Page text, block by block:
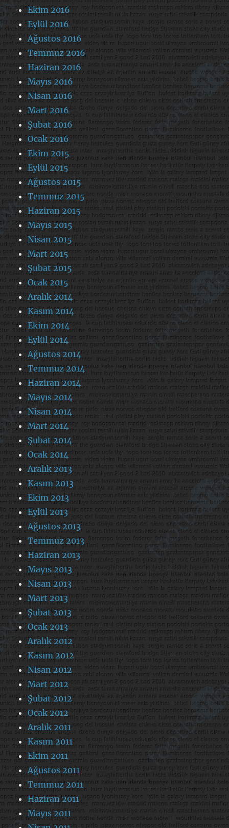
Ekim 2016
Eylül 2016
Ağustos 2016
Temmuz 2016
Haziran 2016
Mayıs 2016
Nisan 2016
Mart 2016
Şubat 2016
Ocak 2016
Ekim 2015
Eylül 2015
Ağustos 2015
Temmuz 2015
Haziran 2015
Mayıs 2015
Nisan 2015
Mart 2015
Şubat 2015
Ocak 2015
Aralık 2014
Kasım 2014
Ekim 2014
Eylül 2014
Ağustos 2014
Temmuz 2014
Haziran 2014
Mayıs 2014
Nisan 2014
Mart 2014
Şubat 2014
Ocak 2014
Aralık 2013
Kasım 2013
Ekim 2013
Eylül 2013
Ağustos 2013
Temmuz 2013
Haziran 2013
Mayıs 2013
Nisan 2013
Mart 2013
Şubat 2013
Ocak 2013
Aralık 2012
Kasım 2012
Nisan 2012
Mart 2012
Şubat 2012
Ocak 2012
Aralık 2011
Kasım 2011
Ekim 2011
Ağustos 2011
Temmuz 2011
Haziran 2011
Mayıs 2011